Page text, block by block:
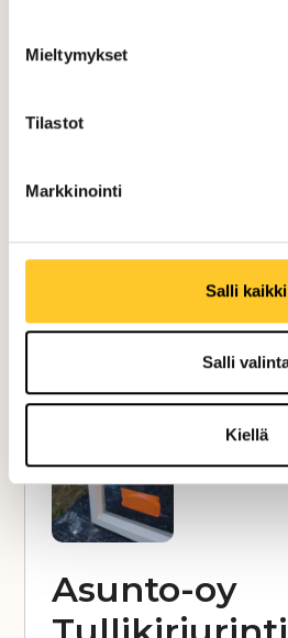
Mieltymykset
Tilastot
Markkinointi
Salli kaikki
Salli
Kiellä
Asunto-oy